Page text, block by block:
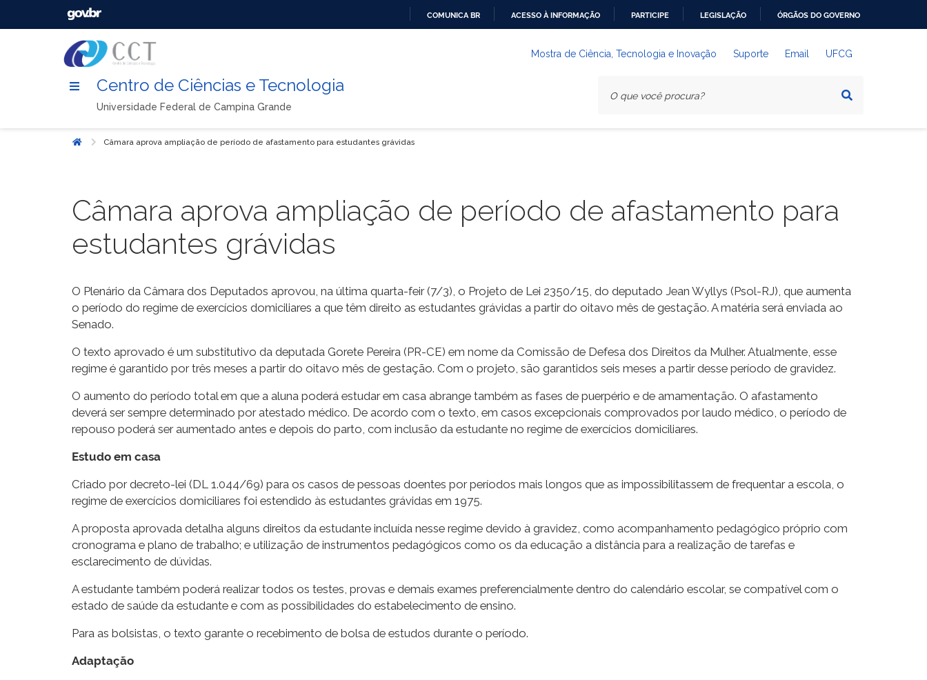
COMUNICA BR ACESSO À INFORMAÇÃO PARTICIPE LEGISLAÇÃO ÓRGÃOS DO GOVERNO
Mostra de Ciência, Tecnologia e Inovação Suporte Email UFCG
Centro de Ciências e Tecnologia
Universidade Federal de Campina Grande
Início Câmara aprova ampliação de período de afastamento para estudantes grávidas
Câmara aprova ampliação de período de afastamento para
estudantes grávidas
O Plenário da Câmara dos Deputados aprovou, na última quarta-feir (7/3), o Projeto de Lei 2350/15, do deputado Jean Wyllys (Psol-RJ), que aumenta
o período do regime de exercícios domiciliares a que têm direito as estudantes grávidas a partir do oitavo mês de gestação. A matéria será enviada ao
Senado.
O texto aprovado é um substitutivo da deputada Gorete Pereira (PR-CE) em nome da Comissão de Defesa dos Direitos da Mulher. Atualmente, esse
regime é garantido por três meses a partir do oitavo mês de gestação. Com o projeto, são garantidos seis meses a partir desse período de gravidez.
O aumento do período total em que a aluna poderá estudar em casa abrange também as fases de puerpério e de amamentação. O afastamento
deverá ser sempre determinado por atestado médico. De acordo com o texto, em casos excepcionais comprovados por laudo médico, o período de
repouso poderá ser aumentado antes e depois do parto, com inclusão da estudante no regime de exercícios domiciliares.
Estudo em casa
Criado por decreto-lei (DL 1.044/69) para os casos de pessoas doentes por períodos mais longos que as impossibilitassem de frequentar a escola, o
regime de exercícios domiciliares foi estendido às estudantes grávidas em 1975.
A proposta aprovada detalha alguns direitos da estudante incluída nesse regime devido à gravidez, como acompanhamento pedagógico próprio com
cronograma e plano de trabalho; e utilização de instrumentos pedagógicos como os da educação a distância para a realização de tarefas e
esclarecimento de dúvidas.
A estudante também poderá realizar todos os testes, provas e demais exames preferencialmente dentro do calendário escolar, se compatível com o
estado de saúde da estudante e com as possibilidades do estabelecimento de ensino.
Para as bolsistas, o texto garante o recebimento de bolsa de estudos durante o período.
Adaptação